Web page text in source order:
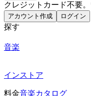
クレジットカード不要
アカウント作成 ログイン
探す
音楽
インストア
料金音楽カタログ